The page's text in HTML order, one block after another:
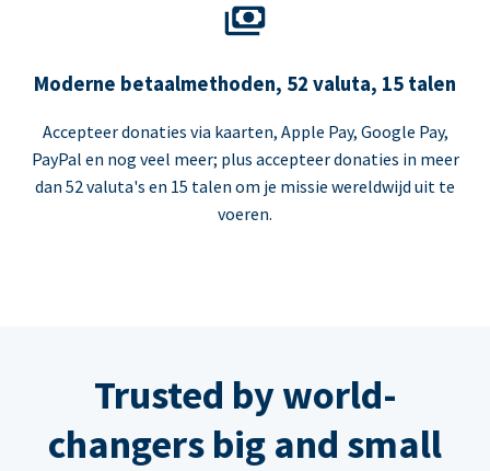
Moderne betaalmethoden, 52 valuta, 15 talen
Accepteer donaties via kaarten, Apple Pay, Google Pay,
PayPal en nog veel meer; plus accepteer donaties in meer
dan 52 valuta's en 15 talen om je missie wereldwijd uit te
voeren.
Trusted by world-
changers big and small